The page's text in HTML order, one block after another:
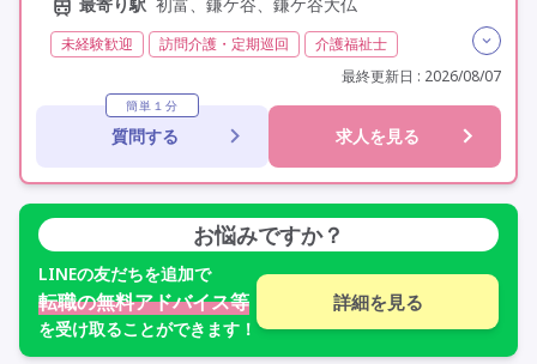
未経験歓迎 訪問介護・定期巡回
介護福祉士
初任者研修(ヘルパー2級)
学歴不問
最終更新日 : 2026/08/07
簡単１分
質問する 求人を見る
お悩みですか？
LINEの友だちを追加で
転職の無料アドバイス等
を受け取ることができます！
詳細を見る